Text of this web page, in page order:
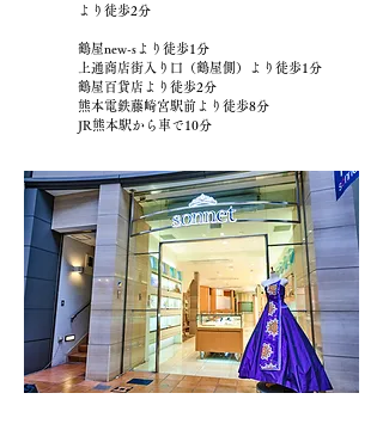
より徒歩2分
鶴屋new-sより徒歩1分
上通商店街入り口（鶴屋側）より徒歩1分
鶴屋百貨店より徒歩2分
熊本電鉄藤崎宮駅前より徒歩8分
JR熊本駅から車で10分